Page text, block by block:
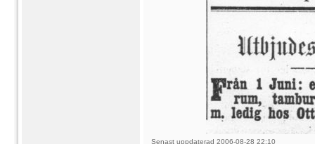
Senast uppdaterad 2006-08-28 22:10